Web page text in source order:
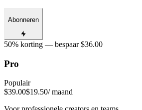
Abonneren
50% korting — bespaar $36.00
Pro
Populair
$39.00$19.50/ maand